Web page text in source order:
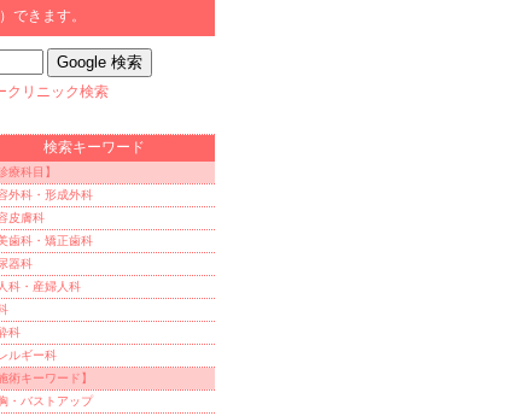
できます。
クリニック検索
検索キーワード
療科目】
外科・形成外科
皮膚科
歯科・矯正歯科
器科
科・産婦人科
科
ルギー科
術キーワード】
・バストアップ